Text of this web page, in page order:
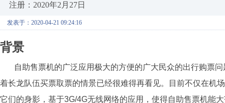
注册：2020年2月27日
发表于：2020-04-21 09:24:16
背景
自助售票机的广泛应用极大的方便的广大民众的出行购票
着长龙队伍买票取票的情景已经很难得再看见。目前不仅在机
它们的身影，基于3G/4G无线网络的应用，使得自助售票机能